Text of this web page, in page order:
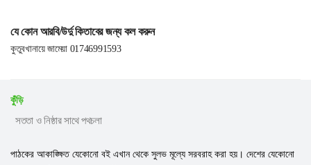
যে কোন আরবি/উর্দু কিতাবের জন্য কল করুন
কুতুবখানায়ে জামেয়া 01746991593
কুঁড়ি
সততা ও নিষ্ঠার সাথে পথচলা
পাঠকের আকাঙ্ক্ষিত যেকোনো বই এখান থেকে সুলভ মূল্যে সরবরাহ করা হয়। দেশের যেকোনো